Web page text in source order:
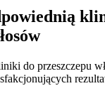
do przeszczepu